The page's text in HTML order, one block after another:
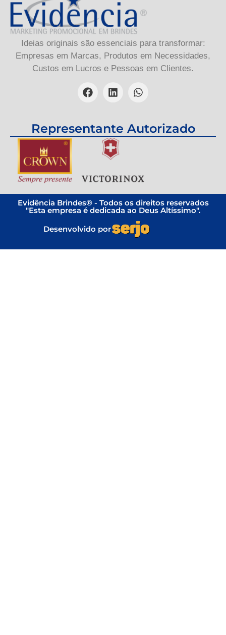
Ideias originais são essenciais para transformar:
Empresas em Marcas, Produtos em Necessidades,
Custos em Lucros e Pessoas em Clientes.
Representante Autorizado
Evidência Brindes® - Todos os direitos reservados
"Esta empresa é dedicada ao Deus Altíssimo".
Desenvolvido por